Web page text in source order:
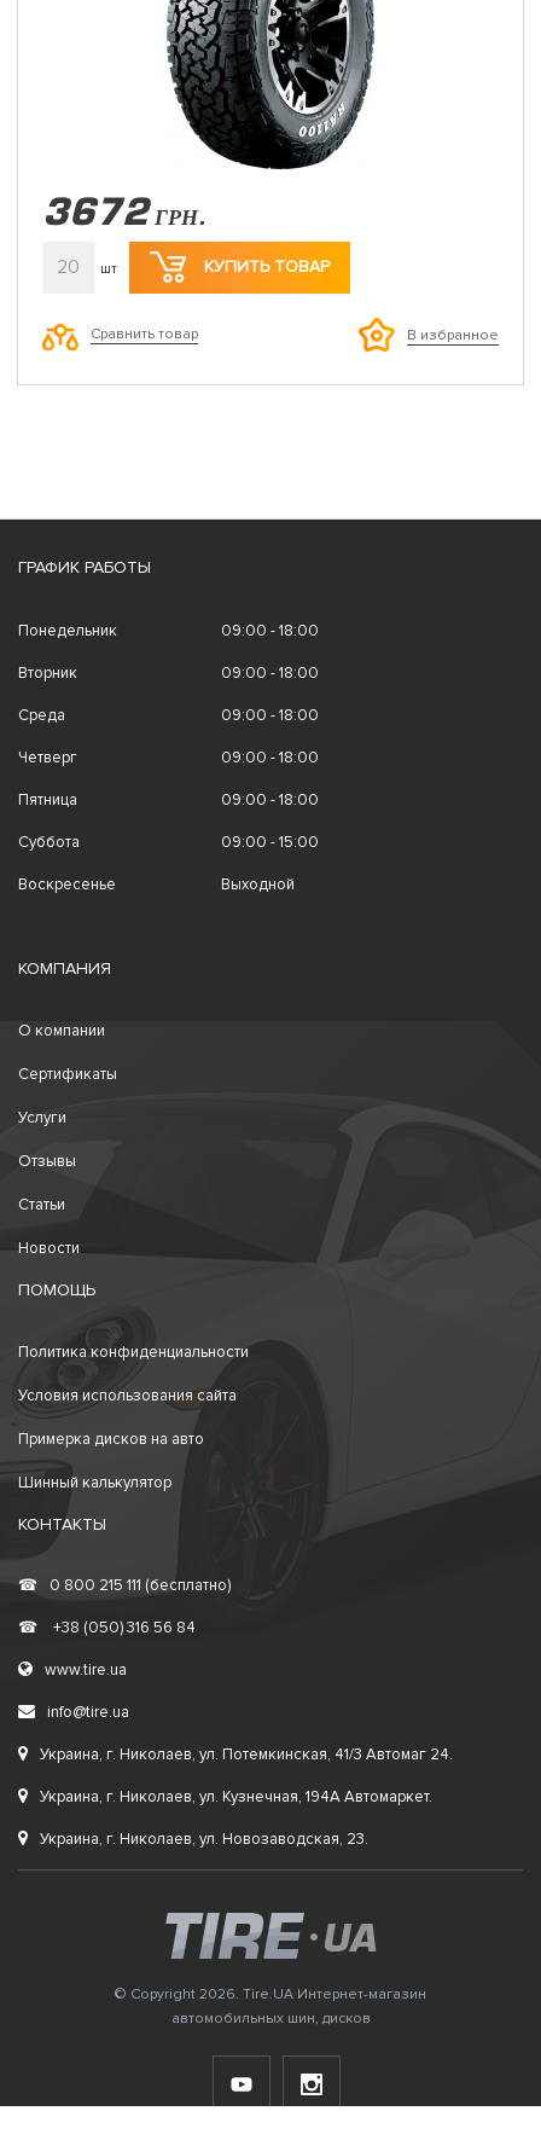
3672 ГРН.
20 шт КУПИТЬ ТОВАР
Сравнить товар В избранное
ГРАФИК РАБОТЫ
Понедельник 09:00 - 18:00
Вторник 09:00 - 18:00
Среда 09:00 - 18:00
Четверг 09:00 - 18:00
Пятница 09:00 - 18:00
Суббота 09:00 - 15:00
Воскресенье Выходной
КОМПАНИЯ
О компании
Сертификаты
Услуги
Отзывы
Статьи
Новости
ПОМОЩЬ
Политика конфиденциальности
Условия использования сайта
Примерка дисков на авто
Шинный калькулятор
КОНТАКТЫ
☎ 0 800 215 111 (бесплатно)
☎ +38 (050) 316 56 84
www.tire.ua
info@tire.ua
Украина, г. Николаев, ул. Потемкинская, 41/3 Автомаг 24.
Украина, г. Николаев, ул. Кузнечная, 194А Автомаркет.
Украина, г. Николаев, ул. Новозаводская, 23.
© Copyright 2026. Tire.UA Интернет-магазин
автомобильных шин, дисков